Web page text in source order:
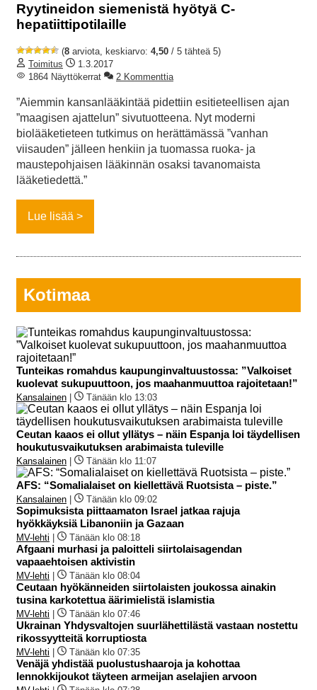
Ryytineidon siemenistä hyötyä C-
hepatiittipotilaille
(8 arviota, keskiarvo: 4,50 / 5 tähteä 5)
Toimitus
1.3.2017
1864 Näyttökerrat
2 Kommenttia
”Aiemmin kansanlääkintää pidettiin esitieteellisen ajan
”maagisen ajattelun” sivutuotteena. Nyt moderni
biolääketieteen tutkimus on herättämässä ”vanhan
viisauden” jälleen henkiin ja tuomassa ruoka- ja
maustepohjaisen lääkinnän osaksi tavanomaista
lääketiedettä.”
Lue lisää
Kotimaa
Tunteikas romahdus kaupunginvaltuustossa: ”Valkoiset
kuolevat sukupuuttoon, jos maahanmuuttoa rajoitetaan!”
Kansalainen Tänään klo 13:03
Ceutan kaaos ei ollut yllätys – näin Espanja loi täydellisen
houkutusvaikutuksen arabimaista tuleville
Kansalainen Tänään klo 11:07
AFS: “Somalialaiset on kiellettävä Ruotsista – piste.”
Kansalainen Tänään klo 09:02
Sopimuksista piittaamaton Israel jatkaa rajuja
hyökkäyksiä Libanoniin ja Gazaan
MV-lehti Tänään klo 08:18
Afgaani murhasi ja paloitteli siirtolaisagendan
vapaaehtoisen aktivistin
MV-lehti Tänään klo 08:04
Ceutaan hyökänneiden siirtolaisten joukossa ainakin
tusina karkotettua äärimielistä islamistia
MV-lehti Tänään klo 07:46
Ukrainan Yhdysvaltojen suurlähettilästä vastaan nostettu
rikossyytteitä korruptiosta
MV-lehti Tänään klo 07:35
Venäjä yhdistää puolustushaaroja ja kohottaa
lennokkijoukot täyteen armeijan aselajien arvoon